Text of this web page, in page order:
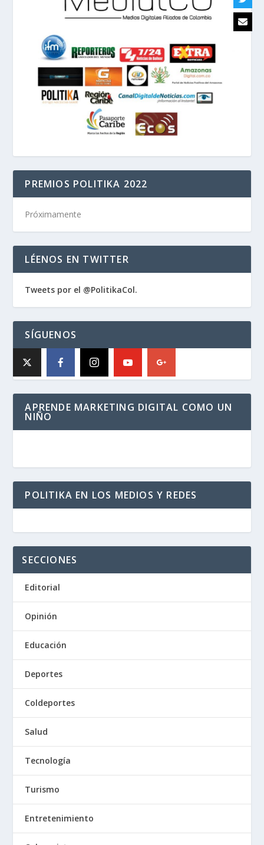
PREMIOS POLITIKA 2022
Próximamente
LÉENOS EN TWITTER
Tweets por el @PolitikaCol.
SÍGUENOS
APRENDE MARKETING DIGITAL COMO UN
NIÑO
POLITIKA EN LOS MEDIOS Y REDES
SECCIONES
Editorial
Opinión
Educación
Deportes
Coldeportes
Salud
Tecnología
Turismo
Entretenimiento